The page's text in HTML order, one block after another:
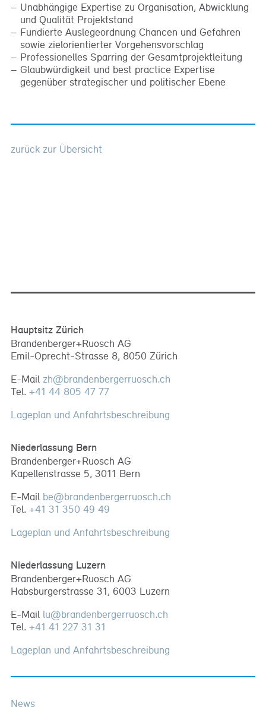
Unabhängige Expertise zu Organisation, Abwicklung
und Qualität Projektstand
Fundierte Auslegeordnung Chancen und Gefahren
sowie zielorientierter Vorgehensvorschlag
Professionelles Sparring der Gesamtprojektleitung
Glaubwürdigkeit und best practice Expertise
gegenüber strategischer und politischer Ebene
zurück zur Übersicht
Hauptsitz Zürich
Brandenberger+Ruosch AG
Emil-Oprecht-Strasse 8, 8050 Zürich
E-Mail zh@brandenbergerruosch.ch
Tel. +41 44 805 47 77
Lageplan und Anfahrtsbeschreibung
Niederlassung Bern
Brandenberger+Ruosch AG
Kapellenstrasse 5, 3011 Bern
E-Mail be@brandenbergerruosch.ch
Tel. +41 31 350 49 49
Lageplan und Anfahrtsbeschreibung
Niederlassung Luzern
Brandenberger+Ruosch AG
Habsburgerstrasse 31, 6003 Luzern
E-Mail lu@brandenbergerruosch.ch
Tel. +41 41 227 31 31
Lageplan und Anfahrtsbeschreibung
News